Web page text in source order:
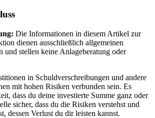
Die Informationen in diesem Artikel zur
dienen ausschließlich allgemeinen
und stellen keine Anlageberatung oder
in Schuldverschreibungen und andere
mit hohen Risiken verbunden sein. Es
dass du deine investierte Summe ganz oder
sicher, dass du die Risiken verstehst und
dessen Verlust du dir leisten kannst.